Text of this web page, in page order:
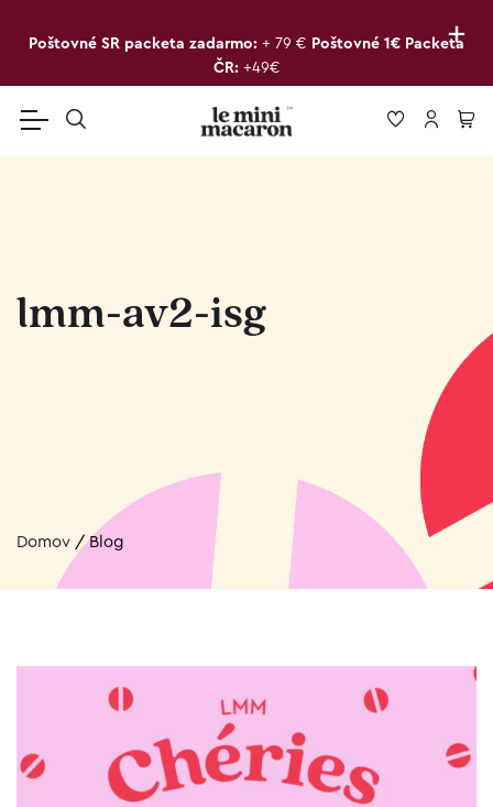
+
Poštovné SR packeta zadarmo: + 79 € Poštovné 1€ Packeta
ČR: +49€
lmm-av2-isg
Domov /Blog